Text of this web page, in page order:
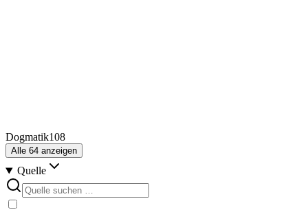
Dogmatik108
Alle 64 anzeigen
Quelle